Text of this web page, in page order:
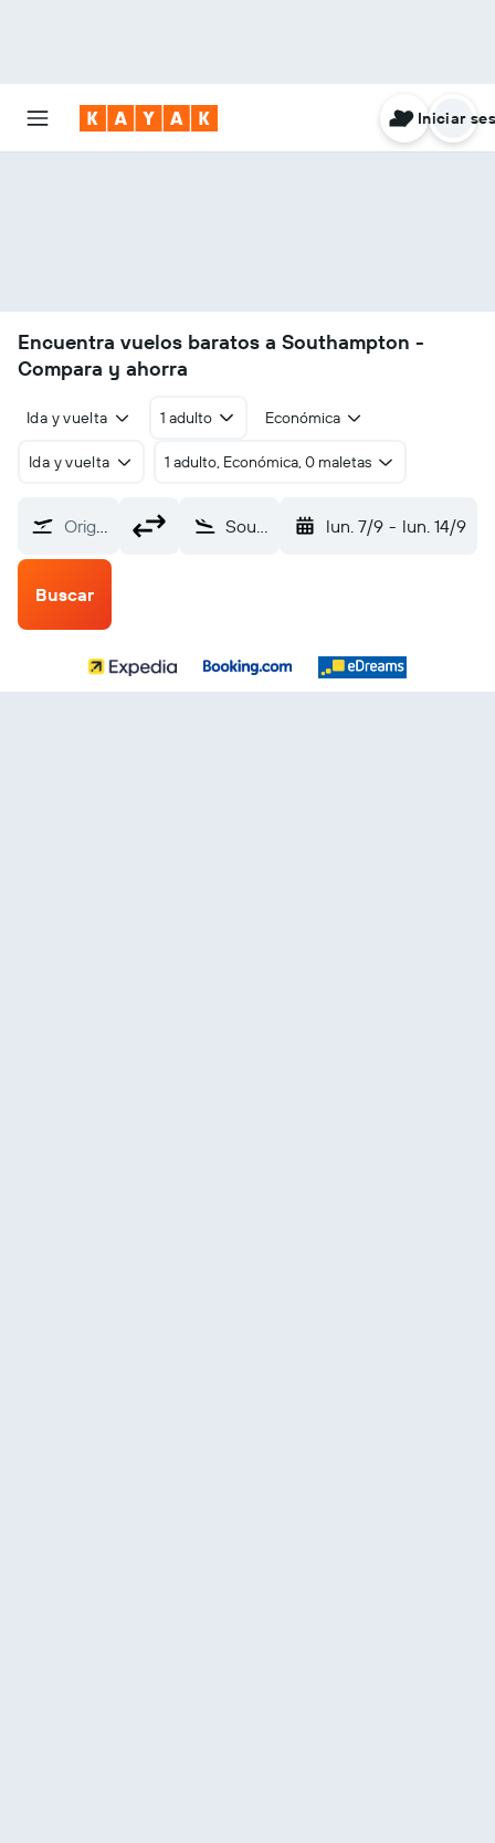
Iniciar
Encuentra vuelos baratos a Southampton -
Compara y ahorra
Ida y vuelta 1 adulto Económica
Ida y vuelta 1 adulto, Económica, 0 maletas
Origen Southampton (SOU) lun. 7/9 - lun. 14/9
Buscar